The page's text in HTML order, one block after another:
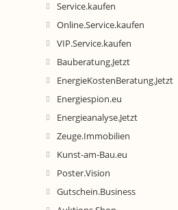
Service.kaufen
Online.Service.kaufen
VIP.Service.kaufen
Bauberatung.Jetzt
EnergieKostenBeratung.Jetzt
Energiespion.eu
Energieanalyse.Jetzt
Zeuge.Immobilien
Kunst-am-Bau.eu
Poster.Vision
Gutschein.Business